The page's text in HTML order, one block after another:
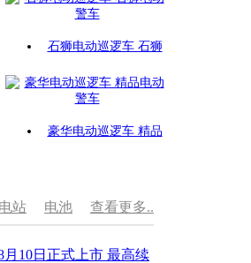
石狮电动巡逻车 石狮
豪华电动巡逻车 精品
查看更多..
电池
站
月10日正式上市 最高续